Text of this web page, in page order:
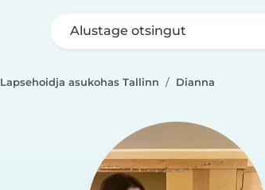
Alustage otsingut
Lapsehoidja asukohas Tallinn Dianna